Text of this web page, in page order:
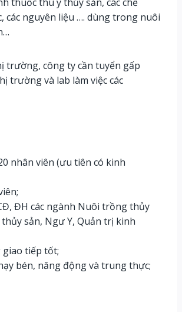
các nguyên liệu …. dùng trong nuôi
trường, công ty cần tuyển gấp
trường và lab làm việc các
nhân viên (ưu tiên có kinh
ĐH các ngành Nuôi trồng thủy
sản, Ngư Y, Quản trị kinh
giao tiếp tốt;
bén, năng động và trung thực;